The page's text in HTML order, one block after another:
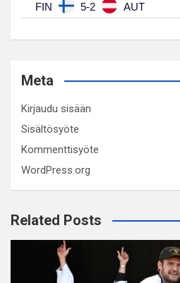
FIN 5-2 AUT
Meta
Kirjaudu sisään
Sisältösyöte
Kommenttisyöte
WordPress.org
Related Posts